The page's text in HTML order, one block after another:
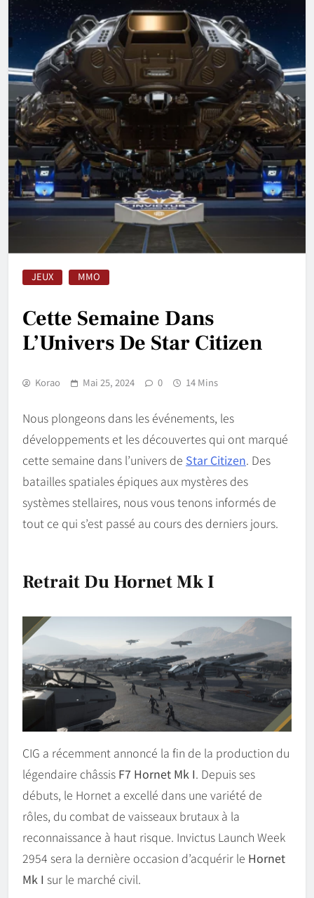
JEUX MMO
Cette Semaine Dans
L’Univers De Star Citizen
Korao Mai 25, 2024 0 14 Mins
Nous plongeons dans les événements, les
développements et les découvertes qui ont marqué
cette semaine dans l’univers de Star Citizen. Des
batailles spatiales épiques aux mystères des
systèmes stellaires, nous vous tenons informés de
tout ce qui s’est passé au cours des derniers jours.
Retrait Du Hornet Mk I
CIG a récemment annoncé la fin de la production du
légendaire châssis F7 Hornet Mk I. Depuis ses
débuts, le Hornet a excellé dans une variété de
rôles, du combat de vaisseaux brutaux à la
reconnaissance à haut risque. Invictus Launch Week
2954 sera la dernière occasion d’acquérir le Hornet
Mk I sur le marché civil.